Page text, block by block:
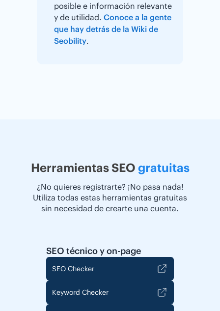
posible e información relevante
y de utilidad. Conoce a la gente
que hay detrás de la Wiki de
Seobility.
Herramientas SEO gratuitas
¿No quieres registrarte? ¡No pasa nada!
Utiliza todas estas herramientas gratuitas
sin necesidad de crearte una cuenta.
SEO técnico y on-page
SEO Checker
Keyword Checker